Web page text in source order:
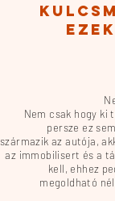
Nem csak hogy ki
persze ez
származik az autója,
az immobilisert és a
kell, ehhez
megoldható